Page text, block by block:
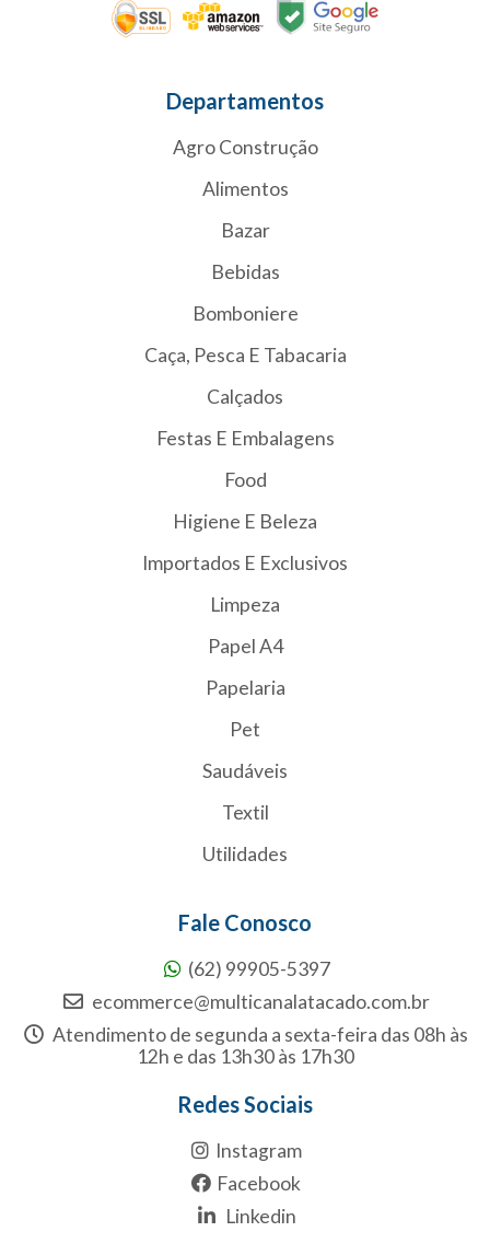
Departamentos
Agro Construção
Alimentos
Bazar
Bebidas
Bomboniere
Caça, Pesca E Tabacaria
Calçados
Festas E Embalagens
Food
Higiene E Beleza
Importados E Exclusivos
Limpeza
Papel A4
Papelaria
Pet
Saudáveis
Textil
Utilidades
Fale Conosco
(62) 99905-5397
ecommerce@multicanalatacado.com.br
Atendimento de segunda a sexta-feira das 08h às
12h e das 13h30 às 17h30
Redes Sociais
Instagram
Facebook
Linkedin